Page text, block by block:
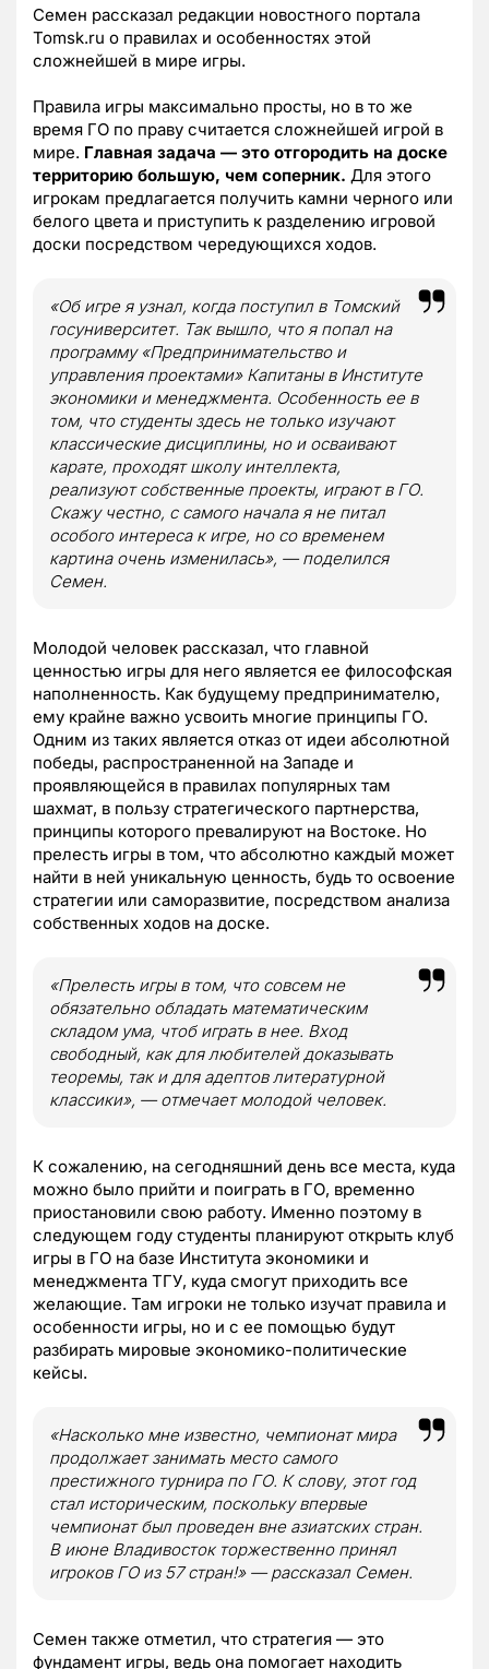
Семен рассказал редакции новостного портала
Tomsk.ru о правилах и особенностях этой
сложнейшей в мире игры.
Правила игры максимально просты, но в то же
время ГО по праву считается сложнейшей игрой в
мире. Главная задача — это отгородить на доске
территорию большую, чем соперник. Для этого
игрокам предлагается получить камни черного или
белого цвета и приступить к разделению игровой
доски посредством чередующихся ходов.
«Об игре я узнал, когда поступил в Томский
госуниверситет. Так вышло, что я попал на
программу «Предпринимательство и
управления проектами»Капитаны в Институте
экономики и менеджмента. Особенность ее в
том, что студенты здесь не только изучают
классические дисциплины, но и осваивают
карате, проходят школу интеллекта,
реализуют собственные проекты, играют в ГО.
Скажу честно, с самого начала я не питал
особого интереса к игре, но со временем
картина очень изменилась», — поделился
Семен.
Молодой человек рассказал, что главной
ценностью игры для него является ее философская
наполненность. Как будущему предпринимателю,
ему крайне важно усвоить многие принципы ГО.
Одним из таких является отказ от идеи абсолютной
победы, распространенной на Западе и
проявляющейся в правилах популярных там
шахмат, в пользу стратегического партнерства,
принципы которого превалируют на Востоке. Но
прелесть игры в том, что абсолютно каждый может
найти в ней уникальную ценность, будь то освоение
стратегии или саморазвитие, посредством анализа
собственных ходов на доске.
«Прелесть игры в том, что совсем не
обязательно обладать математическим
складом ума, чтоб играть в нее. Вход
свободный, как для любителей доказывать
теоремы, так и для адептов литературной
классики», — отмечает молодой человек.
К сожалению, на сегодняшний день все места, куда
можно было прийти и поиграть в ГО, временно
приостановили свою работу. Именно поэтому в
следующем году студенты планируют открыть клуб
игры в ГО на базе Института экономики и
менеджмента ТГУ, куда смогут приходить все
желающие. Там игроки не только изучат правила и
особенности игры, но и с ее помощью будут
разбирать мировые экономико-политические
кейсы.
«Насколько мне известно, чемпионат мира
продолжает занимать место самого
престижного турнира по ГО. К слову, этот год
стал историческим, поскольку впервые
чемпионат был проведен вне азиатских стран.
В июне Владивосток торжественно принял
игроков ГО из 57 стран!»— рассказал Семен.
Семен также отметил, что стратегия — это
фундамент игры, ведь она помогает находить